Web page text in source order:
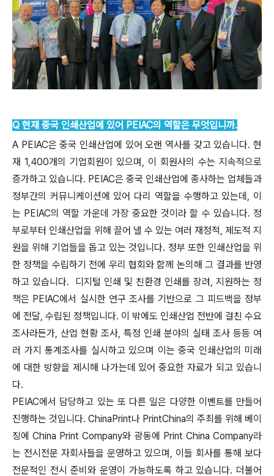
Q 현재 중국 인쇄산업에 있어 PEIAC의 역할은 무엇입니까.
A PEIAC은 중국 인쇄산업에 있어 오랜 역사를 갖고 있습니다. 현
재 1,400개의 기업회원이 있으며, 이 회원사의 수는 지속적으로
증가하고 있습니다. PEIAC은 중국 인쇄산업에 종사하는 업체들과
정부간의 커뮤니케이션에 있어 다리 역할을 수행하고 있는데, 이
는 PEIAC의 역할 가운데 가장 중요한 것이라 할 수 있습니다. 정
부로부터 인쇄산업을 위해 끌어 낼 수 있는 여러 재정적, 제도적 지
원을 위해 기업들을 돕고 있는 것입니다. 정부 또한 인쇄산업을 위
한 정책을 수립하기 전에 우리 협회와 함께 논의해 그 결과를 반영
하고 있습니다. 디지털 인쇄 및 친환경 인쇄를 장려, 지원하는 정
책은 PEIAC에서 실시한 연구 조사를 기반으로 그 피드백을 정부
에 전달, 수립된 정책입니다. 이 밖에도 인쇄산업 전반에 걸친 수요
조사라든가, 산업 현황 조사, 특정 인쇄 분야의 실태 조사 등등 여
러 가지 통계조사를 실시하고 있으며 이는 중국 인쇄산업의 미래
에 대한 방향을 제시해 나가는데 있어 중요한 자료가 되고 있습니
다.
PEIAC에서 담당하고 있는 또 다른 일은 다양한 이벤트를 만들어
진행하는 것입니다. ChinaPrint나 PrintChina의 주최를 위해 베이
징에 China Print Company와 광동에 Print China Company라
는 전시전문 자회사들을 운영하고 있으며, 이들 회사를 통해 보다
전문적인 전시 준비와 운영이 가능하도록 하고 있습니다. 더불어